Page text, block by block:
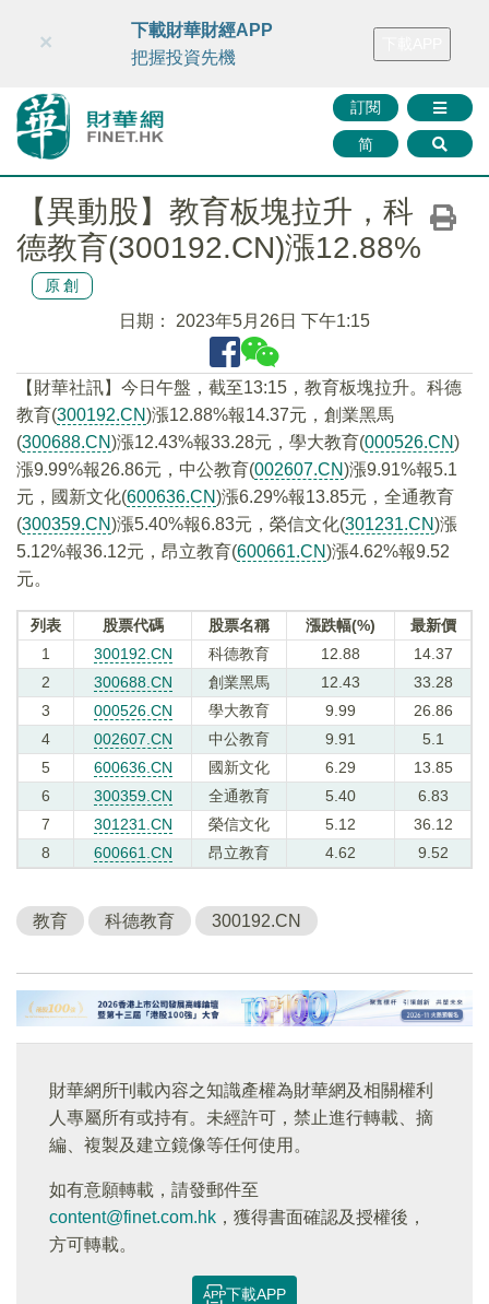
財華智庫網 FINTV FINMETA 財華證券 媒體矩陣
訂閱
简
×
下載財華財經APP
把握投資先機
【異動股】教育板塊拉升，科
德教育(300192.CN)漲12.88%
原創
日期： 2023年5月26日 下午1:15
【財華社訊】今日午盤，截至13:15，教育板塊拉升。科德
教育(300192.CN)漲12.88%報14.37元，創業黑馬
(300688.CN)漲12.43%報33.28元，學大教育(000526.CN)
漲9.99%報26.86元，中公教育(002607.CN)漲9.91%報5.1
元，國新文化(600636.CN)漲6.29%報13.85元，全通教育
(300359.CN)漲5.40%報6.83元，榮信文化(301231.CN)漲
5.12%報36.12元，昂立教育(600661.CN)漲4.62%報9.52
元。
列表 股票代碼 股票名稱 漲跌幅(%)
最新價
1
300192.CN 科德教育 12.88
14.37
2
300688.CN 創業黑馬 12.43
33.28
3
000526.CN 學大教育 9.99
26.86
4
002607.CN 中公教育 9.91
5.1
5
600636.CN 國新文化 6.29
13.85
6
300359.CN 全通教育 5.40
6.83
7
301231.CN 榮信文化 5.12
36.12
8
600661.CN 昂立教育 4.62 9.52
教育 科德教育 300192.CN
財華網所刊載內容之知識產權為財華網及相關權利
人專屬所有或持有。未經許可，禁止進行轉載、摘
編、複製及建立鏡像等任何使用。
如有意願轉載，請發郵件至
content@finet.com.hk ，獲得書面確認及授權後，
方可轉載。
下載APP